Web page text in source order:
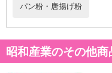
パン粉・唐揚げ粉
昭和産業のその他商